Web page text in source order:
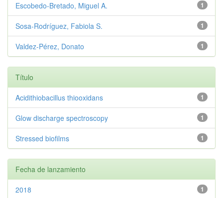
1
Escobedo‑Bretado, Miguel A.
1
Sosa‑Rodríguez, Fabiola S.
1
Valdez‑Pérez, Donato
Título
1
Acidithiobacillus thiooxidans
1
Glow discharge spectroscopy
1
Stressed biofilms
Fecha de lanzamiento
1
2018